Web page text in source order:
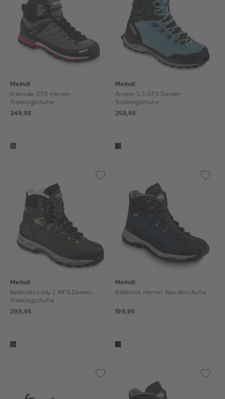
Meindl
Intervale GTX Herren
Trekkingschuhe
249,95
Meindl
Antero 3.5 GTX Damen
Trekkingschuhe
259,95
Meindl
Bellavista Lady 2 MFS Damen
Trekkingschuhe
299,95
Meindl
Baltimore Herren Wanderschuhe
199,95